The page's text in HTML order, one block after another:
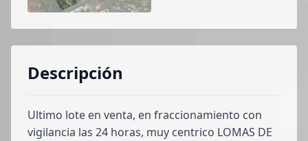
Descripción
Ultimo lote en venta, en fraccionamiento con
vigilancia las 24 horas, muy centrico LOMAS DE